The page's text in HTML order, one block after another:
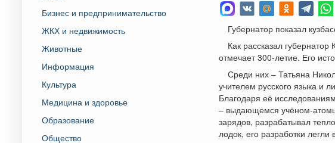
Бизнес и предпринимательство
ЖКХ и недвижимость
Животные
Информация
Культура
Медицина и здоровье
Образование
Общество
Губернатор показал
Как рассказал
отмечает 300-летие. Его
Среди них – Татьяна
учителем русского языка и
Благодаря её
– выдающемся учёном-
зарядов, разрабатывал
лодок, его разработки